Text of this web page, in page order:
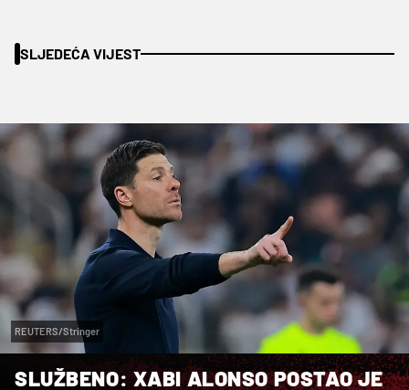
SLJEDEĆA VIJEST
REUTERS/Stringer
SLUŽBENO: XABI ALONSO POSTAO JE